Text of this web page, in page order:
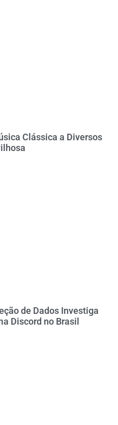
Clássica a Diversos
de Dados Investiga
Discord no Brasil